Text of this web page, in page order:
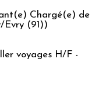
Chargé(e) de
Evry (91))
voyages H/F -